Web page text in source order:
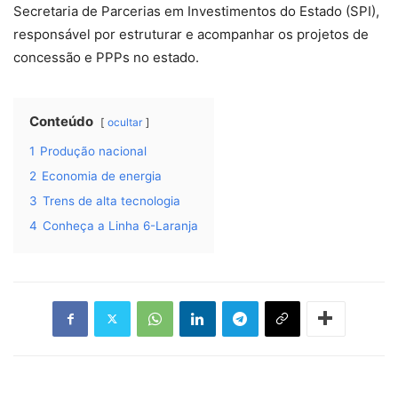
Secretaria de Parcerias em Investimentos do Estado (SPI),
responsável por estruturar e acompanhar os projetos de
concessão e PPPs no estado.
Conteúdo ocultar
1 Produção nacional
2 Economia de energia
3 Trens de alta tecnologia
4 Conheça a Linha 6-Laranja